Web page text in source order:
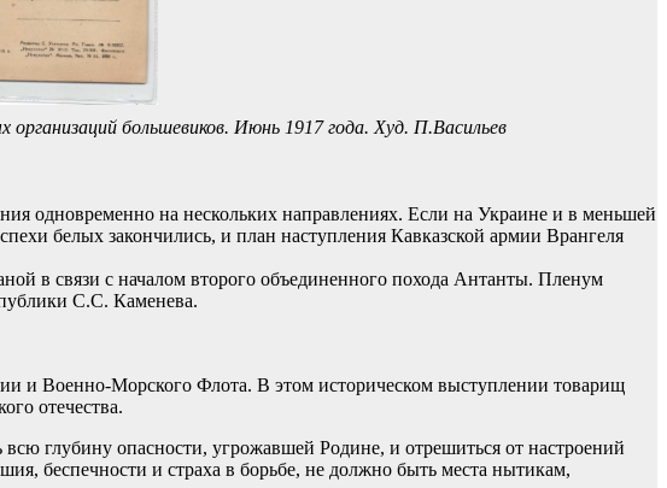
большевиков. Июнь 1917 года. Худ. П.Васильев
одновременно на нескольких направлениях. Если на Украине и в меньшей
белых закончились, и план наступления Кавказской армии Врангеля
в связи с началом второго объединенного похода Антанты. Пленум
С.С. Каменева.
и Военно-Морского Флота. В этом историческом выступлении товарищ
отечества.
глубину опасности, угрожавшей Родине, и отрешиться от настроений
беспечности и страха в борьбе, не должно быть места нытикам,